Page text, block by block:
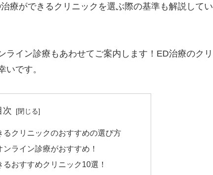
療ができるクリニックを選ぶ際の基準も解説してい
イン診療もあわせてご案内します！ED治療のクリ
いです。
次
クリニックのおすすめの選び方
ライン診療がおすすめ！
おすすめクリニック10選！